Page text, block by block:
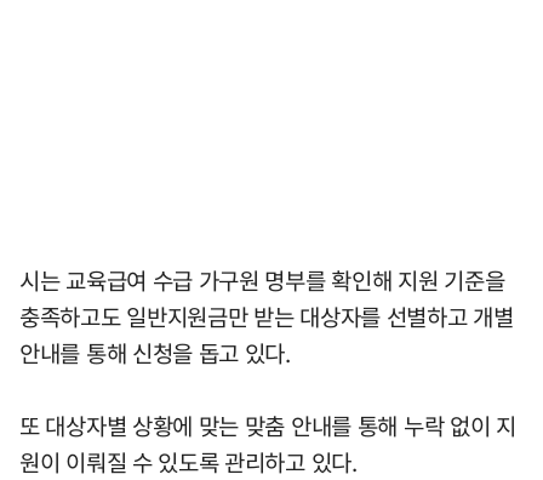
시는 교육급여 수급 가구원 명부를 확인해 지원 기준을
충족하고도 일반지원금만 받는 대상자를 선별하고 개별
안내를 통해 신청을 돕고 있다.
또 대상자별 상황에 맞는 맞춤 안내를 통해 누락 없이 지
원이 이뤄질 수 있도록 관리하고 있다.